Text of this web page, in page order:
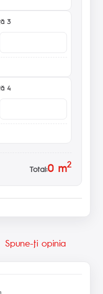
3
4
Total:0m2
Spune-ţi opinia